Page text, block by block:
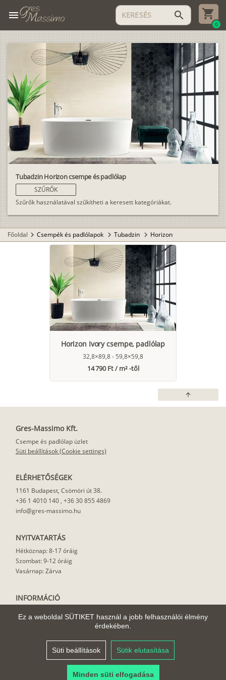
Ez a weboldal SÜTIKET használ a jobb felhasználói élmény
érdekében.
Süti beállítások Sütik elutasítása
Minden süti elfogadása
menu search
0
Tubadzin Horizon csempe és padlólap
SZŰRŐK
Szűrők használatával szűkítheti a keresett kategóriákat.
Főoldal chevron_right Csempék és padlólapok chevron_right Tubadzin chevron_right Horizon
Horizon Ivory csempe, padlólap
32,8×89,8 - 59,8×59,8
14 790 Ft / m² -től
arrow_upward
Gres-Massimo Kft.
Csempe és padlólap üzlet
Süti beállítások (Cookie settings)
ELÉRHETŐSÉGEK
1161 Budapest, Csömöri út 38.
+36 1 4010 140 , +36 30 855 4869
info@gres-massimo.hu
NYITVATARTÁS
Hétköznap: 8-17 óráig
Szombat: 9-12 óráig
Vasárnap: Zárva
INFORMÁCIÓ
Felhasználási javaslat